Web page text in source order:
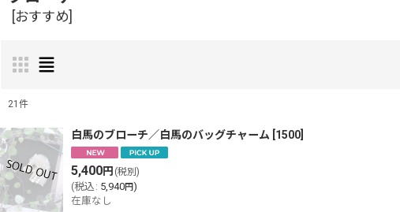
おすすめ
表示数:
並び順
21 件
白馬のブローチ／白馬のバッグチャーム 1500
5,400円 (税別)
(税込 : 5,940円)
在庫なし